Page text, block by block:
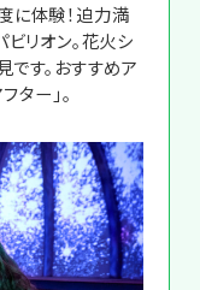
に体験！迫力満
リオン。花火シ
です。おすすめア
ター」。